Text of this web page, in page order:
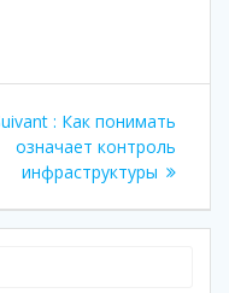
: Article
suivant
:
Как понимать
означает контроль
инфраструктуры